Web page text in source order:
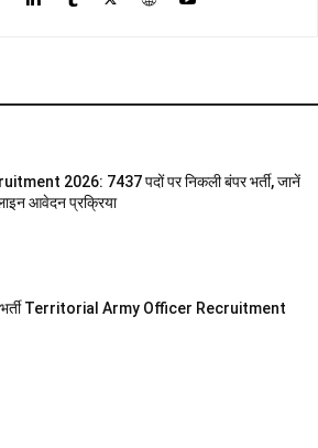
2026: 7437 पदों पर निकली बंपर भर्ती, जानें
आवेदन प्रक्रिया
भर्ती Territorial Army Officer Recruitment